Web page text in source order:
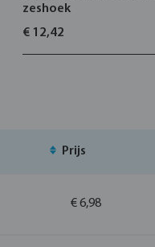
zeshoek
€ 12,42
Prijs
€ 6,98